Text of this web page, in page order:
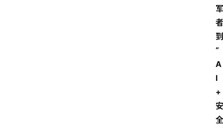
军
者
到
“
A
I
+
安
全